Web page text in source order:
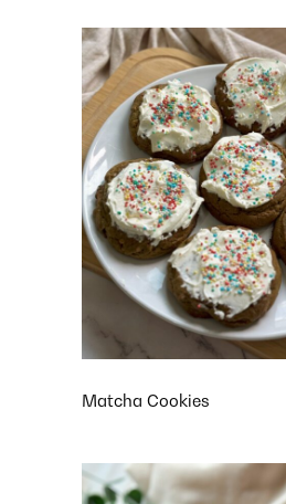
Matcha Cookies